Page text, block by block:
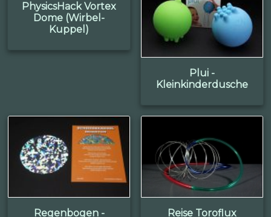
PhysicsHack Vortex
Dome (Wirbel-
Kuppel)
Plui -
Kleinkinderdusche
Regenbogen - Reise Toroflux